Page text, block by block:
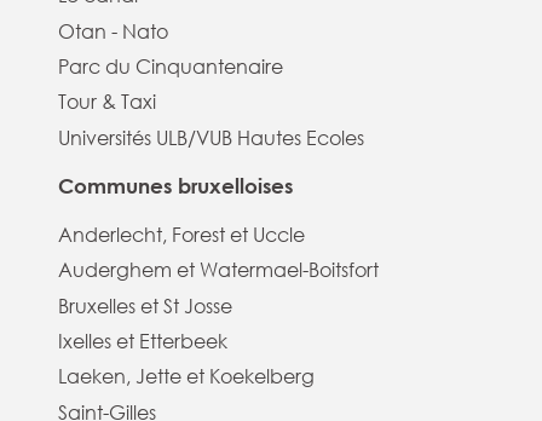
Otan - Nato
Parc du Cinquantenaire
Tour & Taxi
Universités ULB/VUB Hautes Ecoles
Communes bruxelloises
Anderlecht, Forest et Uccle
Auderghem et Watermael-Boitsfort
Bruxelles et St Josse
Ixelles et Etterbeek
Laeken, Jette et Koekelberg
Saint-Gilles